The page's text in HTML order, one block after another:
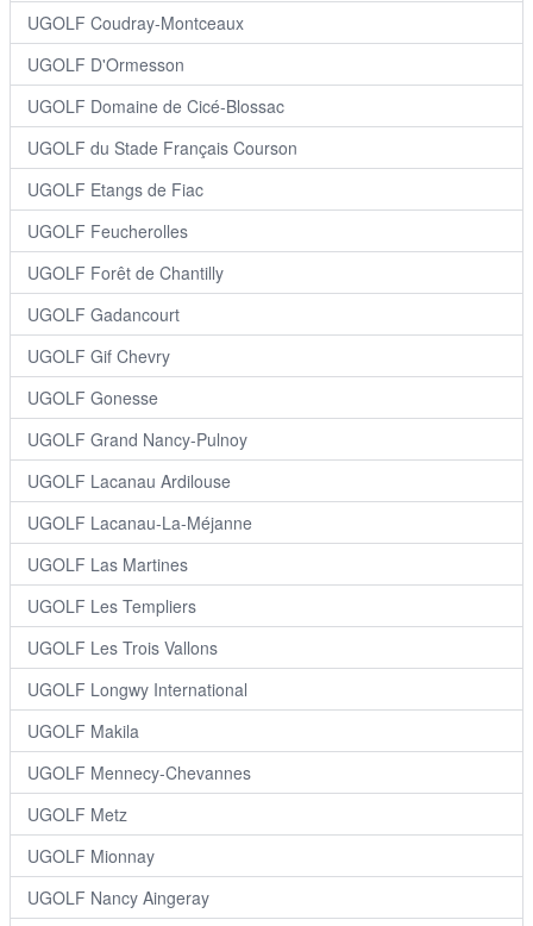
UGOLF Coudray-Montceaux
UGOLF D'Ormesson
UGOLF Domaine de Cicé-Blossac
UGOLF du Stade Français Courson
UGOLF Etangs de Fiac
UGOLF Feucherolles
UGOLF Forêt de Chantilly
UGOLF Gadancourt
UGOLF Gif Chevry
UGOLF Gonesse
UGOLF Grand Nancy-Pulnoy
UGOLF Lacanau Ardilouse
UGOLF Lacanau-La-Méjanne
UGOLF Las Martines
UGOLF Les Templiers
UGOLF Les Trois Vallons
UGOLF Longwy International
UGOLF Makila
UGOLF Mennecy-Chevannes
UGOLF Metz
UGOLF Mionnay
UGOLF Nancy Aingeray